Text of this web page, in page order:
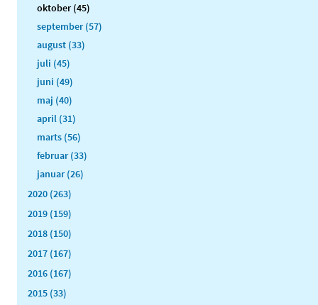
oktober (45)
september (57)
august (33)
juli (45)
juni (49)
maj (40)
april (31)
marts (56)
februar (33)
januar (26)
2020 (263)
2019 (159)
2018 (150)
2017 (167)
2016 (167)
2015 (33)